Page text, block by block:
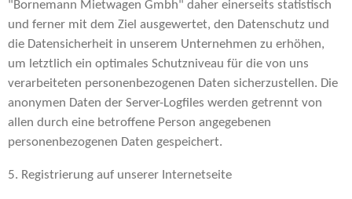
"Bornemann Mietwagen Gmbh" daher einerseits statistisch
und ferner mit dem Ziel ausgewertet, den Datenschutz und
die Datensicherheit in unserem Unternehmen zu erhöhen,
um letztlich ein optimales Schutzniveau für die von uns
verarbeiteten personenbezogenen Daten sicherzustellen. Die
anonymen Daten der Server-Logfiles werden getrennt von
allen durch eine betroffene Person angegebenen
personenbezogenen Daten gespeichert.
5. Registrierung auf unserer Internetseite